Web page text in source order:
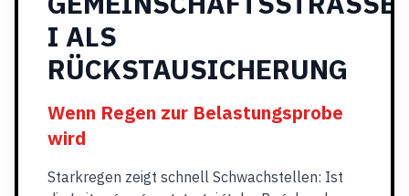
I ALS
RÜCKSTAUSICHERUNG
Wenn Regen zur Belastungsprobe
wird
Starkregen zeigt schnell Schwachstellen: Ist